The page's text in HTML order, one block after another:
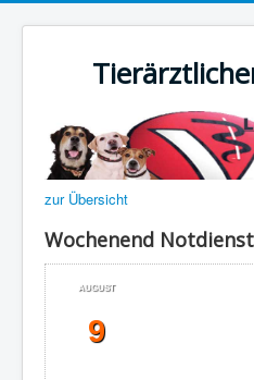
zur Übersicht
Wochenend Notdienst
AUGUST
9